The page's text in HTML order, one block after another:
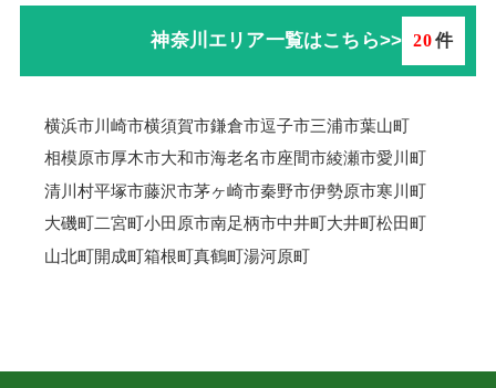
神奈川エリア一覧はこちら>> 20件
横浜市川崎市横須賀市鎌倉市逗子市三浦市葉山町
相模原市厚木市大和市海老名市座間市綾瀬市愛川町
清川村平塚市藤沢市茅ヶ崎市秦野市伊勢原市寒川町
大磯町二宮町小田原市南足柄市中井町大井町松田町
山北町開成町箱根町真鶴町湯河原町